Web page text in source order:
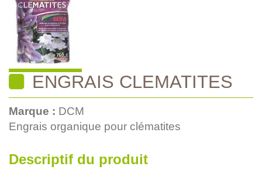
ENGRAIS CLEMATITES
Marque : DCM
Engrais organique pour clématites
Descriptif du produit